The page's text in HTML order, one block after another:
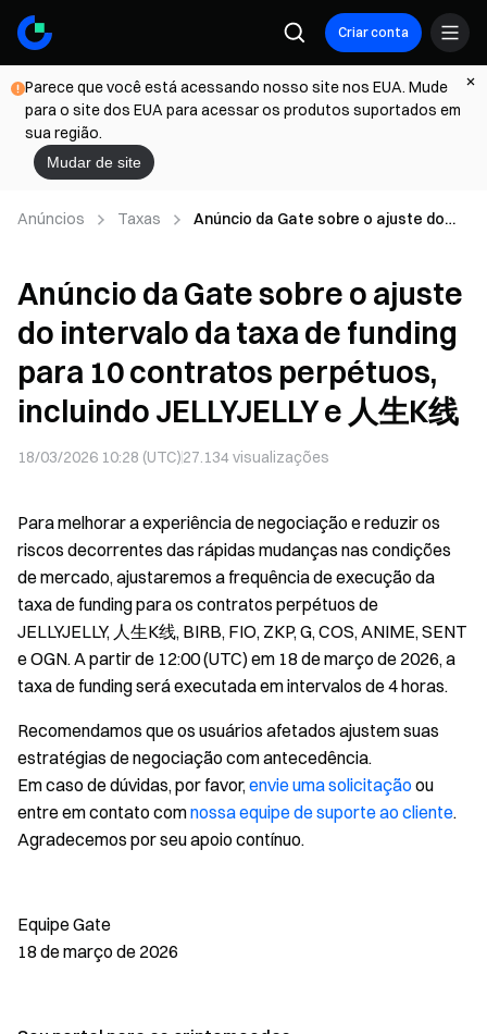
Criar conta
Parece que você está acessando nosso site nos EUA. Mude
para o site dos EUA para acessar os produtos suportados em
sua região.
Mudar de site
Anúncios Taxas
Anúncio da Gate sobre o ajuste do
JELLYJELLY e 人生K线
Anúncio da Gate sobre o ajuste
do intervalo da taxa de funding
para 10 contratos perpétuos,
incluindo JELLYJELLY e 人生K线
18/03/2026 10:28 (UTC)27.134visualizações
Para melhorar a experiência de negociação e reduzir os
riscos decorrentes das rápidas mudanças nas condições
de mercado, ajustaremos a frequência de execução da
taxa de funding para os contratos perpétuos de
JELLYJELLY, 人生K线, BIRB, FIO, ZKP, G, COS, ANIME, SENT
e OGN. A partir de 12:00 (UTC) em 18 de março de 2026, a
taxa de funding será executada em intervalos de 4 horas.
Recomendamos que os usuários afetados ajustem suas
estratégias de negociação com antecedência.
Em caso de dúvidas, por favor,envie uma solicitação ou
entre em contato comnossa equipe de suporte ao cliente.
Agradecemos por seu apoio contínuo.
Equipe Gate
18 de março de 2026